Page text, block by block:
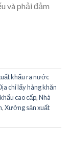
và phải đảm
khẩu ra nước
chỉ lấy hàng khăn
cao cấp,Nhà
,Xưởng sản xuất